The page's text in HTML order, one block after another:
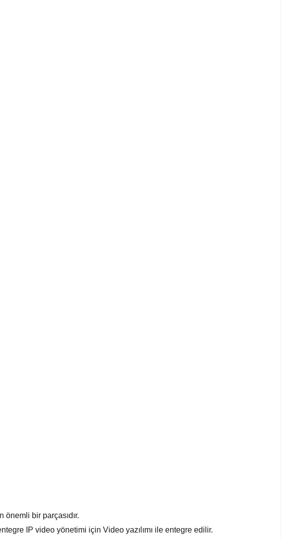
önemli bir parçasıdır.
IP video yönetimi için Video yazılımı ile entegre edilir.